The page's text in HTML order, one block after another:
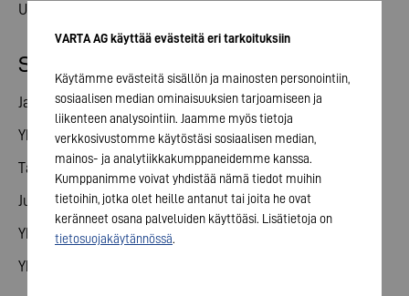
Uutiset
Sijoittajasuhteet
Jaa
Yhtiökokous
Talouskalenteri
Julkaisut
Yhteydenotto sijoittajille
Yhtiön hallinto
VARTA AG käyttää evästeitä eri tarkoituksiin
Käytämme evästeitä sisällön ja mainosten personointiin,
sosiaalisen median ominaisuuksien tarjoamiseen ja
liikenteen analysointiin. Jaamme myös tietoja
verkkosivustomme käytöstäsi sosiaalisen median,
mainos- ja analytiikkakumppaneidemme kanssa.
Kumppanimme voivat yhdistää nämä tiedot muihin
tietoihin, jotka olet heille antanut tai joita he ovat
keränneet osana palveluiden käyttöäsi. Lisätietoja on
tietosuojakäytännössä.